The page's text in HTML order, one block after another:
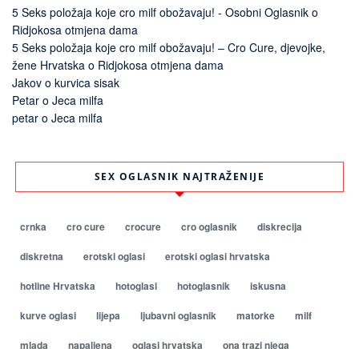
5 Seks položaja koje cro milf obožavaju! - Osobni Oglasnik o
Ridjokosa otmjena dama
5 Seks položaja koje cro milf obožavaju! – Cro Cure, djevojke,
žene Hrvatska o Ridjokosa otmjena dama
Jakov o kurvica sisak
Petar o Jeca milfa
petar o Jeca milfa
SEX OGLASNIK NAJTRAŽENIJE
crnka cro cure crocure cro oglasnik diskrecija
diskretna erotski oglasi erotski oglasi hrvatska
hotline Hrvatska hotoglasi hotoglasnik iskusna
kurve oglasi lijepa ljubavni oglasnik matorke milf
mlada napaljena oglasi hrvatska ona trazi njega